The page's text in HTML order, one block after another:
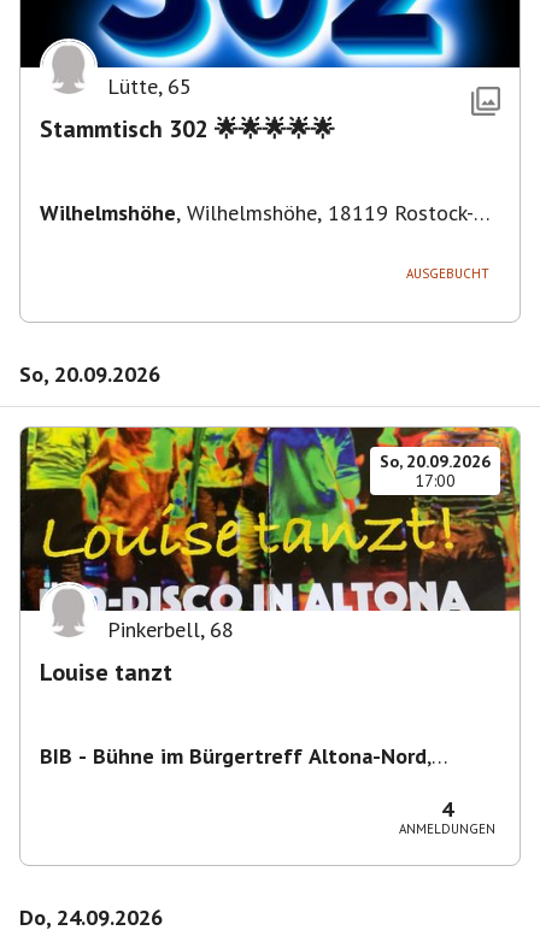
Lütte, 65
Stammtisch 302 🌟🌟🌟🌟🌟
Wilhelmshöhe, Wilhelmshöhe, 18119 Rostock-
AUSGEBUCHT
So, 20.09.2026
So, 20.09.2026
17:00
Pinkerbell, 68
Louise tanzt
BIB - Bühne im Bürgertreff Altona-Nord,
4
ANMELDUNGEN
Do, 24.09.2026